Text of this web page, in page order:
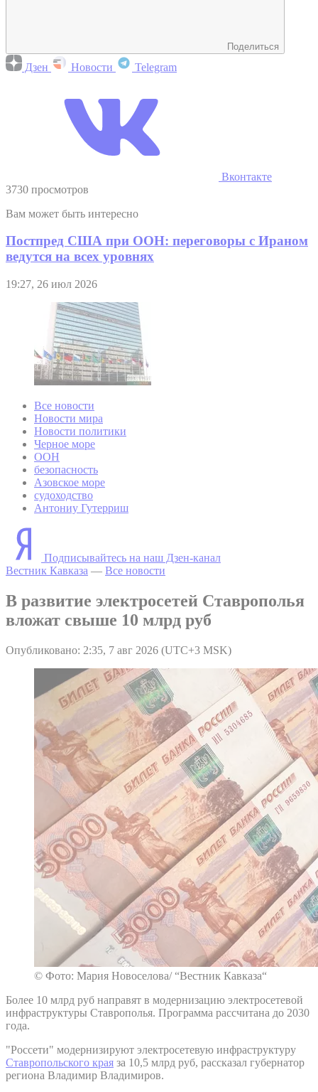
Поделиться
Дзен Новости Telegram
Вконтакте
3730 просмотров
Вам может быть интересно
Постпред США при ООН: переговоры с Ираном
ведутся на всех уровнях
19:27, 26 июл 2026
Все новости
Новости мира
Новости политики
Черное море
ООН
безопасность
Азовское море
судоходство
Антониу Гутерриш
Подписывайтесь на наш Дзен-канал
Вестник Кавказа — Все новости
В развитие электросетей Ставрополья
вложат свыше 10 млрд руб
Опубликовано: 2:35, 7 авг 2026 (UTC+3 MSK)
© Фото: Мария Новоселова/ “Вестник Кавказа“
Более 10 млрд руб направят в модернизацию электросетевой
инфраструктуры Ставрополья. Программа рассчитана до 2030
года.
"Россети" модернизируют электросетевую инфраструктуру
Ставропольского края за 10,5 млрд руб, рассказал губернатор
региона Владимир Владимиров.